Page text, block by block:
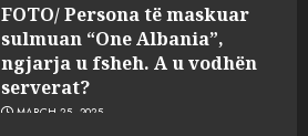
FOTO/ Persona të maskuar
sulmuan “One Albania”,
ngjarja u fsheh. A u vodhën
serverat?
MARCH 25, 2025